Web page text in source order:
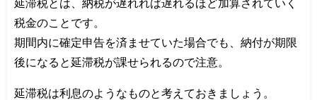
延滞税とは、納税が遅れれば遅れるほど加算されていく
税金のことです。
期間内に確定申告を済ませていた場合でも、納付が期限
後になると延滞税が課せられるので注意。
延滞税は利息のようなものと考えておきましょう。